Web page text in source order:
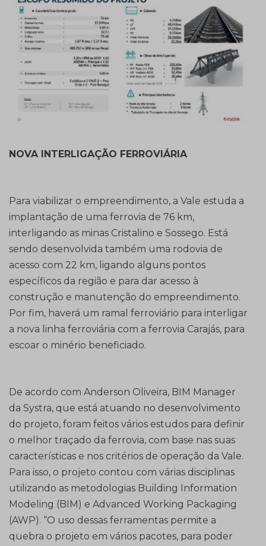
NOVA INTERLIGAÇÃO FERROVIÁRIA
Para viabilizar o empreendimento, a Vale estuda a
implantação de uma ferrovia de 76 km,
interligando as minas Cristalino e Sossego. Está
sendo desenvolvida também uma rodovia de
acesso com 22 km, ligando alguns pontos
específicos da região e para dar acesso à
construção e manutenção do empreendimento.
Por fim, haverá um ramal ferroviário para interligar
a nova linha ferroviária com a ferrovia Carajás, para
escoar o minério beneficiado.
De acordo com Anderson Oliveira, BIM Manager
da Systra, que está atuando no desenvolvimento
do projeto, foram feitos vários estudos para definir
o melhor traçado da ferrovia, com base nas suas
características e nos critérios de operação da Vale.
Para isso, o projeto contou com várias disciplinas
utilizando as metodologias Building Information
Modeling (BIM) e Advanced Working Packaging
(AWP). “O uso dessas ferramentas permite a
quebra o projeto em vários pacotes, para poder